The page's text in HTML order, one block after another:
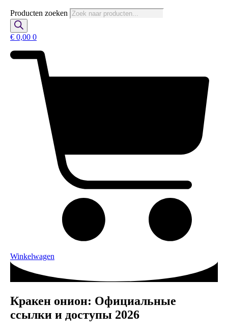
Producten zoeken
€ 0,00 0
Winkelwagen
Кракен онион: Официальные
ссылки и доступы 2026